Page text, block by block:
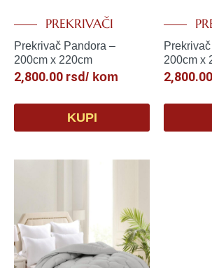
PREKRIVAČI
Prekrivač Pandora –
200cm x 220cm
2,800.00 rsd / kom
KUPI
200cm x
2,800.00